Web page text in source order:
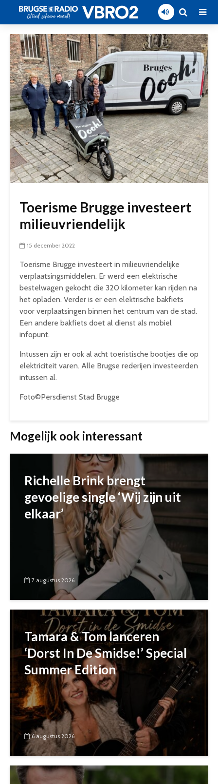
Toerisme Brugge investeert
milieuvriendelijk
15 december 2022
Toerisme Brugge investeert in milieuvriendelijke
verplaatsingsmiddelen. Er werd een elektrische
bestelwagen gekocht die 320 kilometer kan rijden na
het opladen. Verder is er een elektrische bakfiets
voor verplaatsingen binnen het centrum van de stad.
Een andere bakfiets doet al dienst als mobiel
infopunt.
Intussen zijn er ook al acht toeristische bootjes die op
elektriciteit varen. Alle Brugse rederijen investeerden
intussen al.
Foto©Persdienst Stad Brugge
Mogelijk ook interessant
Richelle Brink brengt
gevoelige single ‘Wij zijn uit
elkaar’
7 augustus 2026
Tamara & Tom lanceren
‘Dorst In De Smidse!’ Special
Summer Edition
6 augustus 2026